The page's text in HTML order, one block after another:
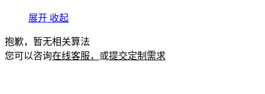
展开 收起
抱歉，暂无相关算法
您可以咨询在线客服， 或提交定制需求